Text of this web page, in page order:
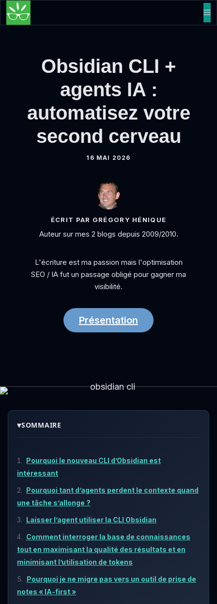
Aller
Obsidian CLI +
agents IA :
automatisez votre
second cerveau
16 MAI 2026
ÉCRIT PAR GRÉGORY HÉNIQUE
Auteur sur mes 2 blogs depuis 2009/2010.
L'écriture est ma passion mais l'optimisation
SEO / IA fut un passage obligé pour gagner ma
visibilité.
Présentation
▾SOMMAIRE
Pourquoi le nouveau CLI d’Obsidian est
intéressant
Pourquoi tant d’agents perdent le contexte quand
une tâche s’allonge ?
Laisser l’agent utiliser la CLI Obsidian
Comment interroger la base de connaissances
tout en maximisant la qualité des résultats et en
minimisant l’utilisation de tokens
Pourquoi je ne migre pas vers un outil de prise de
notes « IA-first »